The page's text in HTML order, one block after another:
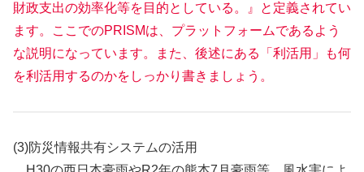
財政支出の効率化等を目的としている。』と定義されてい
ます。ここでのPRISMは、プラットフォームであるよう
な説明になっています。また、後述にある「利活用」も何
を利活用するのかをしっかり書きましょう。
(3)防災情報共有システムの活用